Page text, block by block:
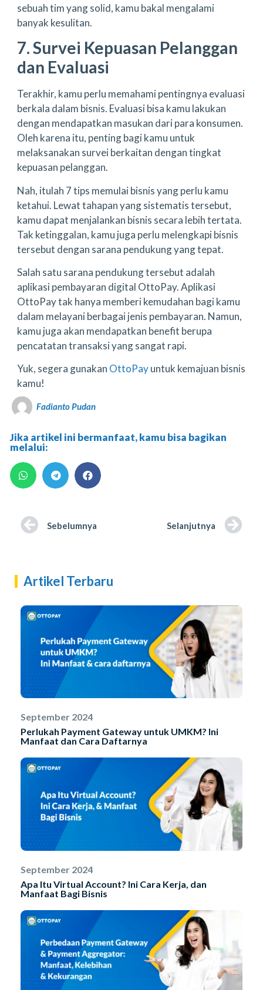
sebuah tim yang solid, kamu bakal mengalami
banyak kesulitan.
7. Survei Kepuasan Pelanggan
dan Evaluasi
Terakhir, kamu perlu memahami pentingnya evaluasi
berkala dalam bisnis. Evaluasi bisa kamu lakukan
dengan mendapatkan masukan dari para konsumen.
Oleh karena itu, penting bagi kamu untuk
melaksanakan survei berkaitan dengan tingkat
kepuasan pelanggan.
Nah, itulah 7 tips memulai bisnis yang perlu kamu
ketahui. Lewat tahapan yang sistematis tersebut,
kamu dapat menjalankan bisnis secara lebih tertata.
Tak ketinggalan, kamu juga perlu melengkapi bisnis
tersebut dengan sarana pendukung yang tepat.
Salah satu sarana pendukung tersebut adalah
aplikasi pembayaran digital OttoPay. Aplikasi
OttoPay tak hanya memberi kemudahan bagi kamu
dalam melayani berbagai jenis pembayaran. Namun,
kamu juga akan mendapatkan benefit berupa
pencatatan transaksi yang sangat rapi.
Yuk, segera gunakan OttoPayuntuk kemajuan bisnis
kamu!
Fadianto Pudan
Jika artikel ini bermanfaat, kamu bisa bagikan
melalui:
Sebelumnya Selanjutnya
Artikel Terbaru
September 2024
Perlukah Payment Gateway untuk UMKM? Ini
Manfaat dan Cara Daftarnya
September 2024
Apa Itu Virtual Account? Ini Cara Kerja, dan
Manfaat Bagi Bisnis